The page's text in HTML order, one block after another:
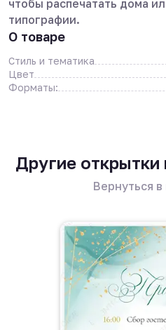
чтобы распечатать дома
типографии.
О товаре
Стиль и тематика
Цвет
Форматы:
Другие
Вернуться в